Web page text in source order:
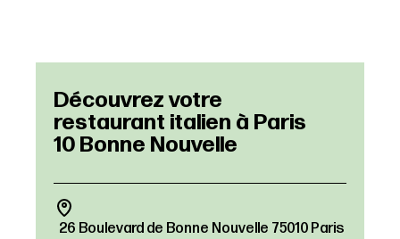
26 Boulevard de Bonne Nouvelle 75010 Paris